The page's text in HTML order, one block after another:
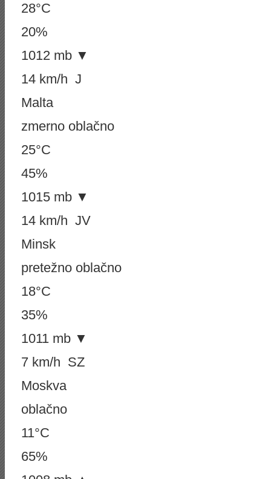
28°C
20%
1012 mb ▼
14 km/h J
Malta
zmerno oblačno
25°C
45%
1015 mb ▼
14 km/h JV
Minsk
pretežno oblačno
18°C
35%
1011 mb ▼
7 km/h SZ
Moskva
oblačno
11°C
65%